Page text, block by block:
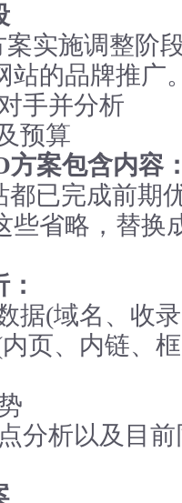
案实施调整阶
站的品牌推广
手并分析
预算
方案包含内容
都已完成前期
些省略，替换
据(域名、收
页、内链、
分析以及目